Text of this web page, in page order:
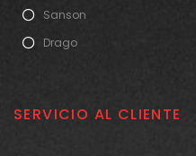
Sanson
Drago
SERVICIO AL CLIENTE